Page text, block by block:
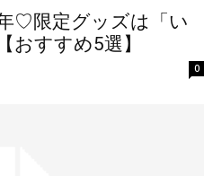
♡限定グッズは「い
おすすめ5選】
0